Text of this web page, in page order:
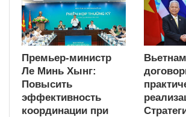
Премьер-министр
Ле Минь Хынг:
Повысить
эффективность
координации при